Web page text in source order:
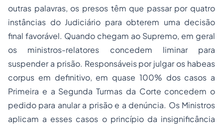
outras palavras, os presos têm que passar por quatro
instâncias do Judiciário para obterem uma decisão
final favorável. Quando chegam ao Supremo, em geral
os ministros-relatores concedem liminar para
suspender a prisão. Responsáveis por julgar os habeas
corpus em definitivo, em quase 100% dos casos a
Primeira e a Segunda Turmas da Corte concedem o
pedido para anular a prisão e a denúncia. Os Ministros
aplicam a esses casos o princípio da insignificância